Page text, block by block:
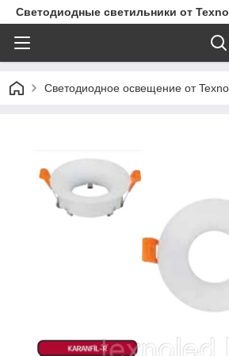
Светодиодные светильники от
Светодиодное освещение от